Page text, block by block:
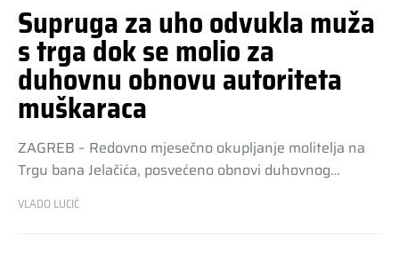
Supruga za uho odvukla muža
s trga dok se molio za
duhovnu obnovu autoriteta
muškaraca
ZAGREB – Redovno mjesečno okupljanje molitelja na
Trgu bana Jelačića, posvećeno obnovi duhovnog…
VLADO LUCIĆ